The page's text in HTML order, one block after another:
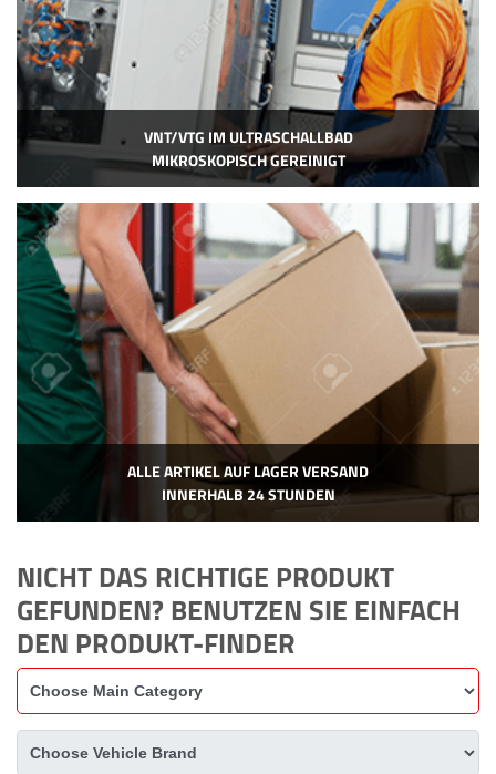
VNT/VTG IM ULTRASCHALLBAD
MIKROSKOPISCH GEREINIGT
ALLE ARTIKEL AUF LAGER VERSAND
INNERHALB 24 STUNDEN
NICHT DAS RICHTIGE PRODUKT
GEFUNDEN? BENUTZEN SIE EINFACH
DEN PRODUKT-FINDER